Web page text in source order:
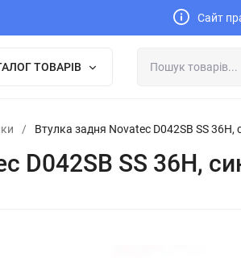
Сайт
ТОВАРІВ
/ Втулка задня Novatec D042SB SS 36H,
D042SB SS 36H,